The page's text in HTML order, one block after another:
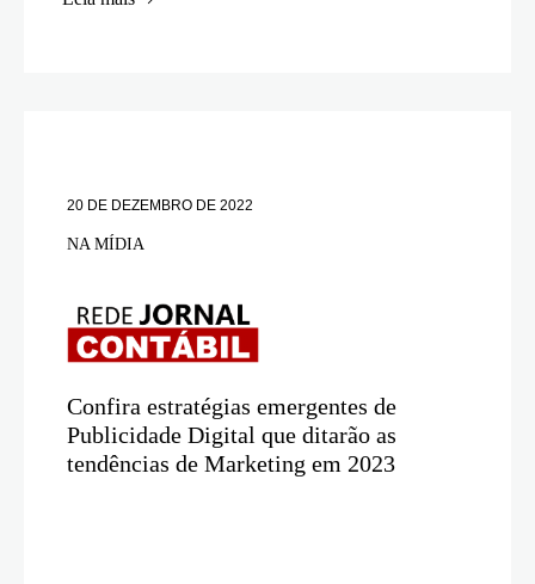
20 DE DEZEMBRO DE 2022
NA MÍDIA
Confira estratégias emergentes de
Publicidade Digital que ditarão as
tendências de Marketing em 2023